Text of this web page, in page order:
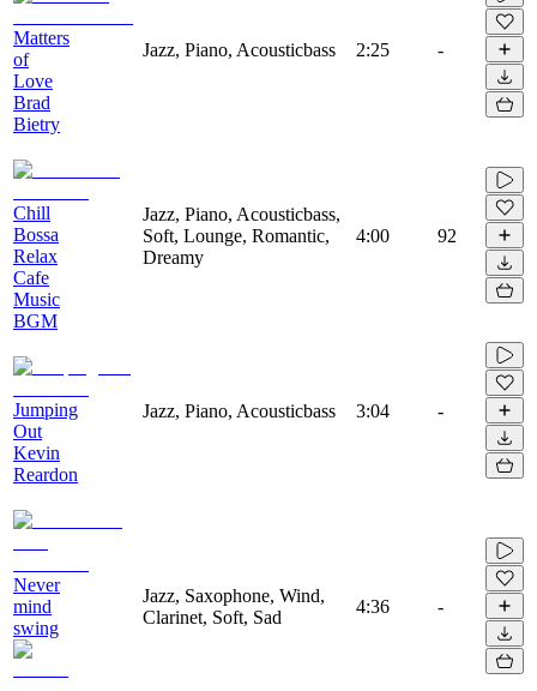
Matters
of
Love
Brad
Bietry
Jazz, Piano, Acousticbass 2:25 -
Chill
Bossa
Relax
Cafe
Music
BGM
Jazz, Piano, Acousticbass,
Soft, Lounge, Romantic,
Dreamy
4:00 92
Jumping
Out
Kevin
Reardon
Jazz, Piano, Acousticbass 3:04 -
Never
mind
swing
Jazz, Saxophone, Wind,
Clarinet, Soft, Sad
4:36 -